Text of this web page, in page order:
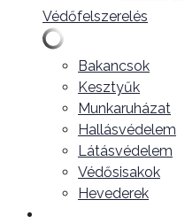
Védőfelszerelés
Bakancsok
Kesztyűk
Munkaruházat
Hallásvédelem
Látásvédelem
Védősisakok
Hevederek